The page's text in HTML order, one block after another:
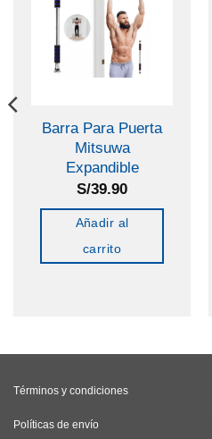
Barra Para Puerta
Mitsuwa
Expandible
S/39.90
Añadir al
carrito
Términos y condiciones
Políticas de envío